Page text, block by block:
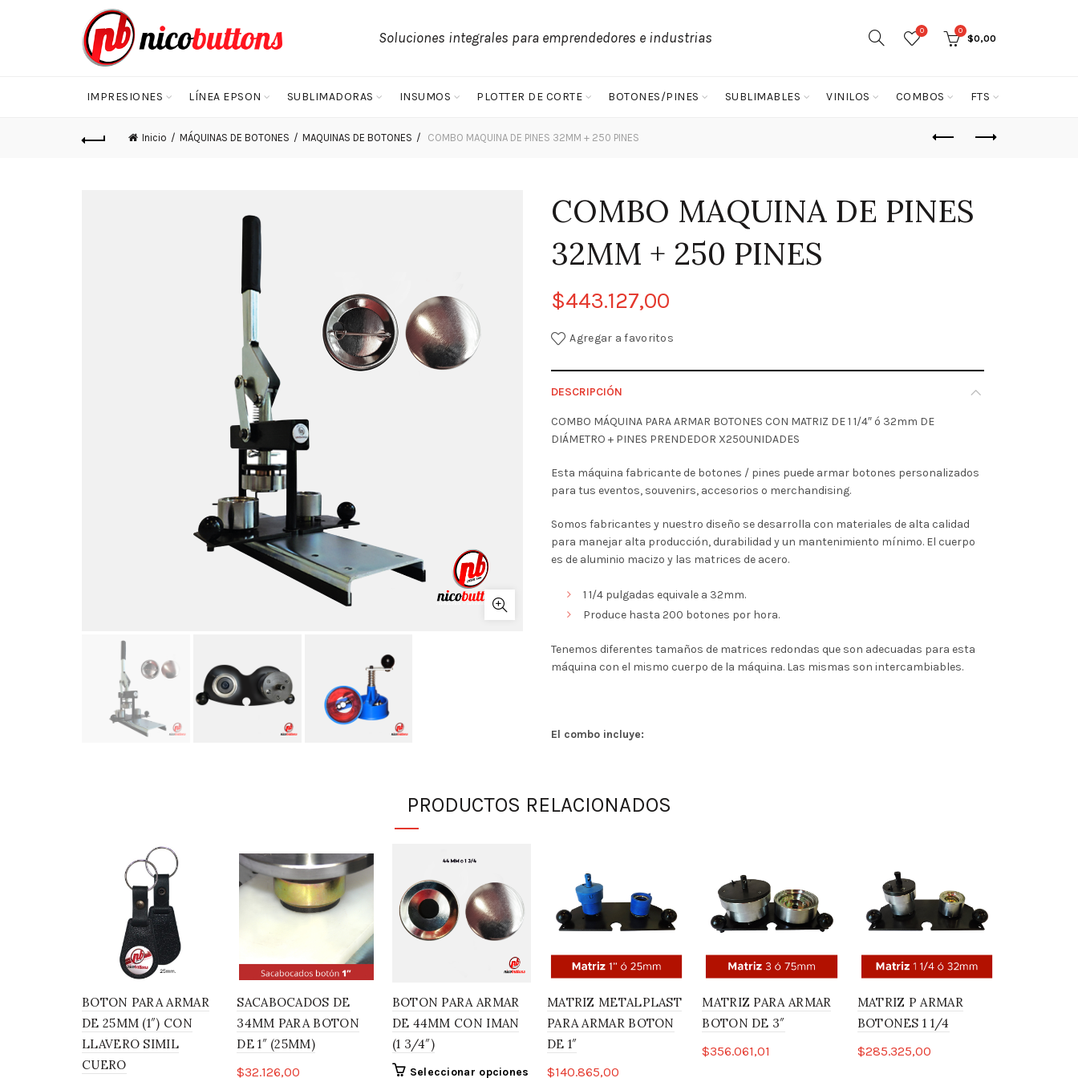
Soluciones integrales para emprendedores e industrias 0 0
$0,00
IMPRESIONES LÍNEA EPSON SUBLIMADORAS INSUMOS PLOTTER DE CORTE BOTONES/PINES SUBLIMABLES VINILOS COMBOS FTS
Inicio MÁQUINAS DE BOTONES MAQUINAS DE BOTONES COMBO MAQUINA DE PINES 32MM + 250 PINES
COMBO MAQUINA DE PINES
32MM + 250 PINES
$443.127,00
Agregar a favoritos
DESCRIPCIÓN
COMBO MÁQUINA PARA ARMAR BOTONES CON MATRIZ DE 1 1/4″ ó 32mm DE
DIÁMETRO + PINES PRENDEDOR X250UNIDADES
Esta máquina fabricante de botones / pines puede armar botones personalizados
para tus eventos, souvenirs, accesorios o merchandising.
Somos fabricantes y nuestro diseño se desarrolla con materiales de alta calidad
para manejar alta producción, durabilidad y un mantenimiento mínimo. El cuerpo
es de aluminio macizo y las matrices de acero.
1 1/4 pulgadas equivale a 32mm.
Produce hasta 200 botones por hora.
Tenemos diferentes tamaños de matrices redondas que son adecuadas para esta
máquina con el mismo cuerpo de la máquina. Las mismas son intercambiables.
El combo incluye:
Insumos prendedor x250 unidades
PRODUCTOS RELACIONADOS
BOTON PARA ARMAR
DE 25MM (1″) CON
LLAVERO SIMIL
CUERO
SACABOCADOS DE
34MM PARA BOTON
DE 1″ (25MM)
$32.126,00
BOTON PARA ARMAR
DE 44MM CON IMAN
(1 3/4″)
Seleccionar opciones
MATRIZ METALPLAST
PARA ARMAR BOTON
DE 1″
$140.865,00
MATRIZ PARA ARMAR
BOTON DE 3″
$356.061,01
MATRIZ P ARMAR
BOTONES 1 1/4
$285.325,00